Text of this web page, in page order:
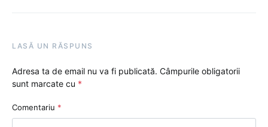
LASĂ UN RĂSPUNS
Adresa ta de email nu va fi publicată. Câmpurile obligatorii
sunt marcate cu *
Comentariu *